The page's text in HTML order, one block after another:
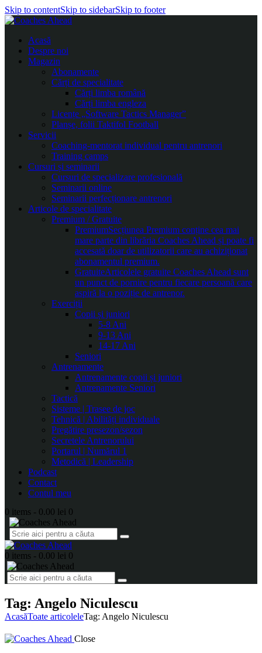
Skip to contentSkip to sidebarSkip to footer
Acasă
Despre noi
Magazin
Abonamente
Cărți de specialitate
Cărți limba română
Cărți limba engleza
Licențe „Software Tactics Manager”
Planșe, folii Taktifol Football
Servicii
Coaching-mentorat individual pentru antrenori
Training camps
Cursuri și seminarii
Cursuri de specializare profesională
Seminarii online
Seminarii perfecționare antrenori
Articole de specialitate
Premium / Gratuite
PremiumSecțiunea Premium conține cea mai
mare parte din librăria Coaches Ahead și poate fi
accesată doar de utilizatorii care au achiziționat
abonamentul premium.
GratuiteArticolele gratuite Coaches Ahead sunt
un punct de pornire pentru fiecare persoană care
aspiră la o poziție de antrenor.
Exerciții
Copii și juniori
5-8 Ani
9-13 Ani
14-17 Ani
Seniori
Antrenamente
Antrenamente copii și juniori
Antrenamente Seniori
Tactică
Sisteme | Trasee de joc
Tehnică | Abilități individuale
Pregătire presezon/sezon
Secretele Antrenorului
Portarul | Numărul 1
Metodică | Leadership
Podcast
Contact
Contul meu
0 items - 0.00 lei 0
0 items - 0.00 lei 0
Tag: Angelo Niculescu
AcasăToate articoleleTag: Angelo Niculescu
Close